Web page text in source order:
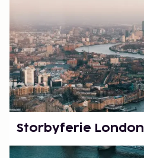
Storbyferie London